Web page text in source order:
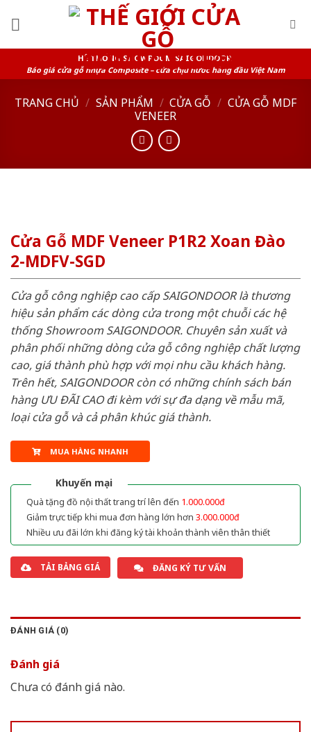
HỆ THỐNG SHOWROOM SAIGONDOOR
Báo giá cửa gỗ nhựa Composite – cửa chịu nước hàng đầu Việt Nam
TRANG CHỦ / SẢN PHẨM / CỬA GỖ / CỬA GỖ MDF
VENEER
Cửa Gỗ MDF Veneer P1R2 Xoan Đào
2-MDFV-SGD
Cửa gỗ công nghiệp cao cấp SAIGONDOOR là thương
hiệu sản phẩm các dòng cửa trong một chuỗi các hệ
thống Showroom SAIGONDOOR. Chuyên sản xuất và
phân phối những dòng cửa gỗ công nghiệp chất lượng
cao, giá thành phù hợp với mọi nhu cầu khách hàng.
Trên hết, SAIGONDOOR còn có những chính sách bán
hàng ƯU ĐÃI CAO đi kèm với sự đa dạng về mẫu mã,
loại cửa gỗ và cả phân khúc giá thành.
MUA HÀNG NHANH
Khuyến mại
Quà tặng đồ nội thất trang trí lên đến 1.000.000đ
Giảm trực tiếp khi mua đơn hàng lớn hơn 3.000.000đ
Nhiều ưu đãi lớn khi đăng ký tài khoản thành viên thân thiết
TẢI BẢNG GIÁ ĐĂNG KÝ TƯ VẤN
ĐÁNH GIÁ (0)
Đánh giá
Chưa có đánh giá nào.